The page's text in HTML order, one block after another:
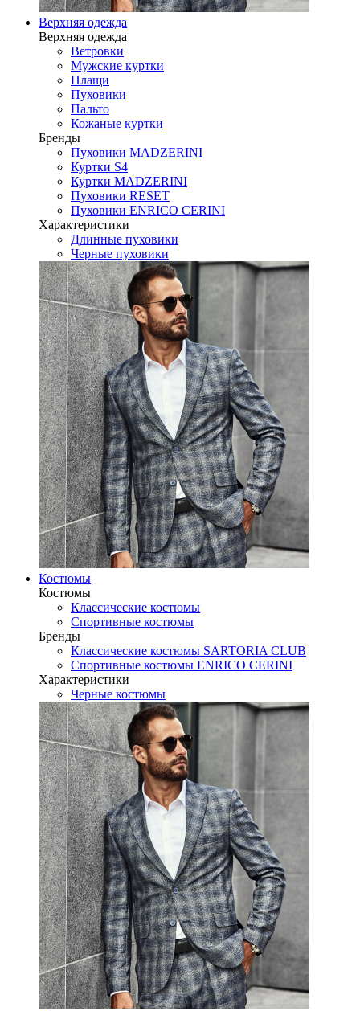
Верхняя одежда
Верхняя одежда
Ветровки
Мужские куртки
Плащи
Пуховики
Пальто
Кожаные куртки
Бренды
Пуховики MADZERINI
Куртки S4
Куртки MADZERINI
Пуховики RESET
Пуховики ENRICO CERINI
Характеристики
Длинные пуховики
Черные пуховики
Костюмы
Костюмы
Классические костюмы
Спортивные костюмы
Бренды
Классические костюмы SARTORIA CLUB
Спортивные костюмы ENRICO CERINI
Характеристики
Черные костюмы